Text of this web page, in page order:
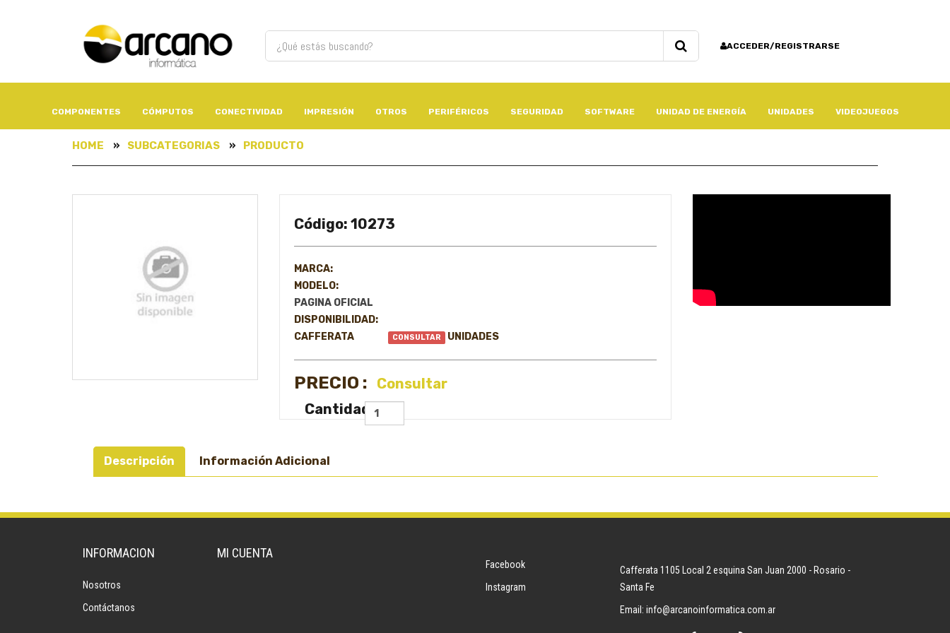
ACCEDER/REGISTRARSE
COMPONENTES CÓMPUTOS CONECTIVIDAD IMPRESIÓN OTROS PERIFÉRICOS SEGURIDAD SOFTWARE UNIDAD DE ENERGÍA UNIDADES VIDEOJUEGOS
HOME SUBCATEGORIAS PRODUCTO
Código: 10273
MARCA:
MODELO:
PAGINA OFICIAL
DISPONIBILIDAD:
CAFFERATA
CONSULTAR UNIDADES
PRECIO :
Consultar
Cantidad
Descripción Información Adicional
INFORMACION
Nosotros
Contáctanos
MI CUENTA
Facebook
Instagram
Cafferata 1105 Local 2 esquina San Juan 2000 - Rosario -
Santa Fe
Email: info@arcanoinformatica.com.ar